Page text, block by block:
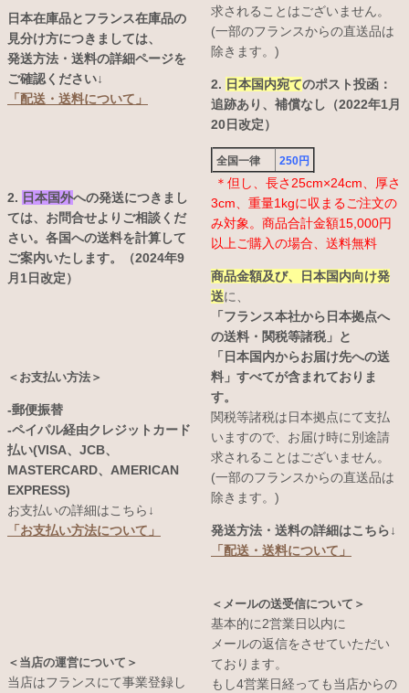
日本在庫品とフランス在庫品の
見分け方につきましては、
発送方法・送料の詳細ページを
ご確認ください↓
「配送・送料について」
2. 日本国外への発送につきまし
ては、お問合せよりご相談くだ
さい。各国への送料を計算して
ご案内いたします。（2024年9
月1日改定）
＜お支払い方法＞
-郵便振替
-ペイパル経由クレジットカード
払い(VISA、JCB、
MASTERCARD、AMERICAN
EXPRESS)
お支払いの詳細はこちら↓
「お支払い方法について」
＜当店の運営について＞
当店はフランスにて事業登録し
求されることはございません。
(一部のフランスからの直送品は
除きます。)
2. 日本国内宛てのポスト投函：
追跡あり、補償なし（2022年1月
20日改定）
全国一律 250円
＊但し、長さ25cm×24cm、厚さ
3cm、重量1kgに収まるご注文の
み対象。商品合計金額15,000円
以上ご購入の場合、送料無料
商品金額及び、日本国内向け発
送に、
「フランス本社から日本拠点へ
の送料・関税等諸税」と
「日本国内からお届け先への送
料」すべてが含まれておりま
す。
関税等諸税は日本拠点にて支払
いますので、お届け時に別途請
求されることはございません。
(一部のフランスからの直送品は
除きます。)
発送方法・送料の詳細はこちら↓
「配送・送料について」
＜メールの送受信について＞
基本的に2営業日以内に
メールの返信をさせていただい
ております。
もし4営業日経っても当店からの